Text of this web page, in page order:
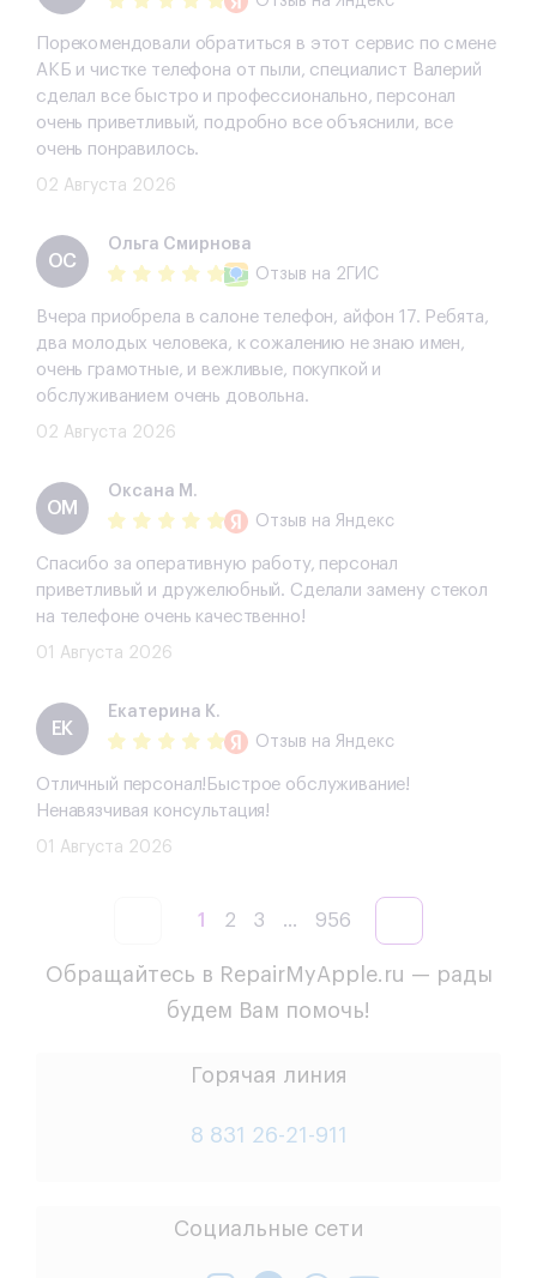
Порекомендовали обратиться в этот сервис по смене
АКБ и чистке телефона от пыли, специалист Валерий
сделал все быстро и профессионально, персонал
очень приветливый, подробно все объяснили, все
очень понравилось.
02 Августа 2026
ОС
Ольга Смирнова
Отзыв на 2ГИС
Вчера приобрела в салоне телефон, айфон 17. Ребята,
два молодых человека, к сожалению не знаю имен,
очень грамотные, и вежливые, покупкой и
обслуживанием очень довольна.
02 Августа 2026
ОМ
Оксана М.
Отзыв на Яндекс
Спасибо за оперативную работу, персонал
приветливый и дружелюбный. Сделали замену стекол
на телефоне очень качественно!
01 Августа 2026
ЕК
Екатерина К.
Отзыв на Яндекс
Отличный персонал!Быстрое обслуживание!
Ненавязчивая консультация!
01 Августа 2026
1 2 3 ... 956
Обращайтесь в RepairMyApple.ru — рады
будем Вам помочь!
Горячая линия
8 831 26-21-911
Социальные сети